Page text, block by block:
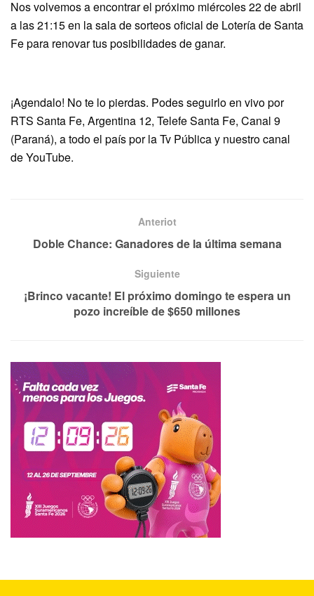
Nos volvemos a encontrar el próximo miércoles 22 de abril
a las 21:15 en la sala de sorteos oficial de Lotería de Santa
Fe para renovar tus posibilidades de ganar.
¡Agendalo! No te lo pierdas. Podes seguirlo en vivo por
RTS Santa Fe, Argentina 12, Telefe Santa Fe, Canal 9
(Paraná), a todo el país por la Tv Pública y nuestro canal
de YouTube.
Anteriot
Doble Chance: Ganadores de la última semana
Siguiente
¡Brinco vacante! El próximo domingo te espera un
pozo increíble de $650 millones